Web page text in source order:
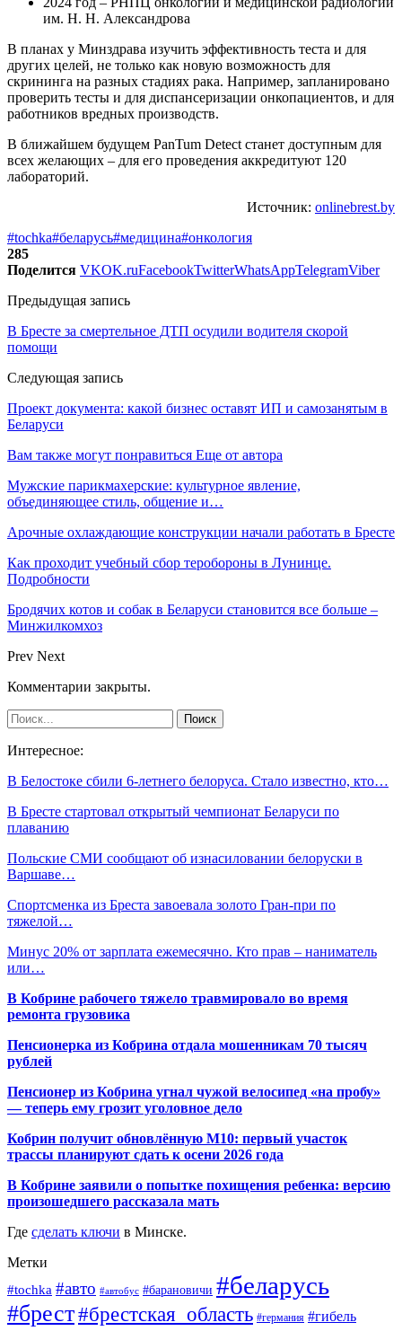
им. Н. Н. Александрова
В планах у Минздрава изучить эффективность теста и для
других целей, не только как новую возможность для
скрининга на разных стадиях рака. Например, запланировано
проверить тесты и для диспансеризации онкопациентов, и для
работников вредных производств.
В ближайшем будущем PanTum Detect станет доступным для
всех желающих – для его проведения аккредитуют 120
лабораторий.
Источник: onlinebrest.by
#tochka#беларусь#медицина#онкология
285
Поделится VKOK.ruFacebookTwitterWhatsAppTelegramViber
Предыдущая запись
В Бресте за смертельное ДТП осудили водителя скорой
помощи
Следующая запись
Проект документа: какой бизнес оставят ИП и самозанятым в
Беларуси
Вам также могут понравиться Еще от автора
Мужские парикмахерские: культурное явление,
объединяющее стиль, общение и…
Арочные охлаждающие конструкции начали работать в Бресте
Как проходит учебный сбор теробороны в Лунинце.
Подробности
Бродячих котов и собак в Беларуси становится все больше –
Минжилкомхоз
Prev Next
Комментарии закрыты.
Интересное:
В Белостоке сбили 6-летнего белоруса. Стало известно, кто…
В Бресте стартовал открытый чемпионат Беларуси по
плаванию
Польские СМИ сообщают об изнасиловании белоруски в
Варшаве…
Спортсменка из Бреста завоевала золото Гран-при по
тяжелой…
Минус 20% от зарплата ежемесячно. Кто прав – наниматель
или…
В Кобрине рабочего тяжело травмировало во время
ремонта грузовика
Пенсионерка из Кобрина отдала мошенникам 70 тысяч
рублей
Пенсионер из Кобрина угнал чужой велосипед «на пробу»
— теперь ему грозит уголовное дело
Кобрин получит обновлённую М10: первый участок
трассы планируют сдать к осени 2026 года
В Кобрине заявили о попытке похищения ребенка: версию
произошедшего рассказала мать
Где сделать ключи в Минске.
Метки
#tochka #авто #автобус #барановичи #беларусь
#брест#брестская_область #германия #гибель